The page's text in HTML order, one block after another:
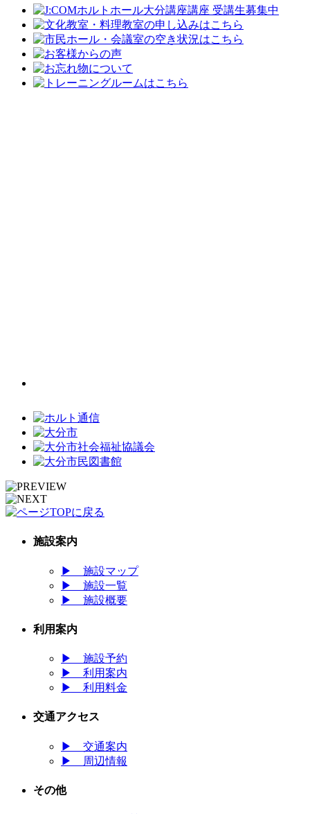
施設案内
▶ 施設マップ
▶ 施設一覧
▶ 施設概要
利用案内
▶ 施設予約
▶ 利用案内
▶ 利用料金
交通アクセス
▶ 交通案内
▶
周辺情報
その他